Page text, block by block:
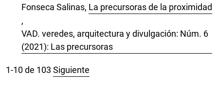
Fonseca Salinas, La precursoras de la proximidad
,
VAD. veredes, arquitectura y divulgación: Núm. 6
(2021): Las precursoras
1-10 de 103 Siguiente